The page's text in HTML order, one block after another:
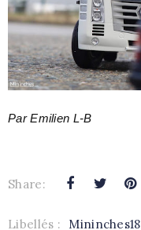
Par Emilien L-B
Share:
Libellés : Mininches18